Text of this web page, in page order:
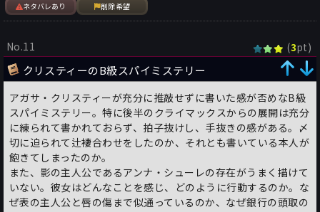
ネタバレあり 削除希望
No.11 (3pt)
クリスティーのB級スパイミステリー
アガサ・クリスティーが充分に推敲せずに書いた感が否めなB級
スパイミステリー。特に後半のクライマックスからの展開は充分
に練られて書かれておらず、拍子抜けし、手抜きの感がある。〆
切に迫られて辻褄合わせをしたのか、それとも書いている本人が
飽きてしまったのか。
また、影の主人公であるアンナ・シューレの存在がうまく描けて
いない。彼女はどんなことを感じ、どのように行動するのか。な
ぜ表の主人公と唇の傷まで似通っているのか、なぜ銀行の頭取の